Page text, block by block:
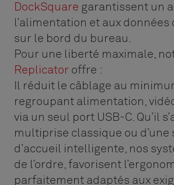
DockSquare garantissent un
l’alimentation et aux
sur le bord du bureau.
Pour une liberté maximale,
Replicator offre :
Il réduit le câblage au
regroupant alimentation,
via un seul port USB-C. Qu’il
multiprise classique ou d’une
d’accueil intelligente, nos
de l’ordre, favorisent
parfaitement adaptés aux